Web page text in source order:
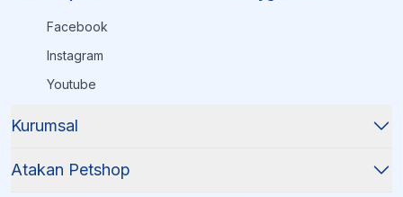
Facebook
Instagram
Youtube
Kurumsal
Atakan Petshop